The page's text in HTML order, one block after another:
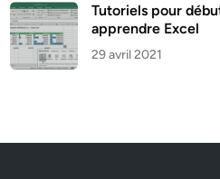
Tutoriels pour
apprendre Excel
29 avril 2021